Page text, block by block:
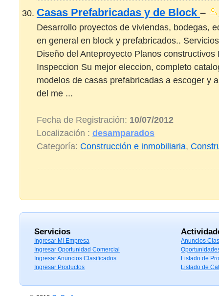
Casas Prefabricadas y de Block –
Desarrollo proyectos de viviendas, bodegas,
en general en block y prefabricados..
Diseño del Anteproyecto Planos constructivos
Inspeccion Su mejor eleccion, completo
modelos de casas prefabricadas a escoger y
del me ...
Fecha de Registración: 10/07/2012
Localización : desamparados
Categoría: Construcción e inmobiliaria,
Servicios
Ingresar Mi Empresa
Ingresar Oportunidad Comercial
Ingresar Anuncios Clasificados
Ingresar Productos
Anuncios
Listado de
Listado de